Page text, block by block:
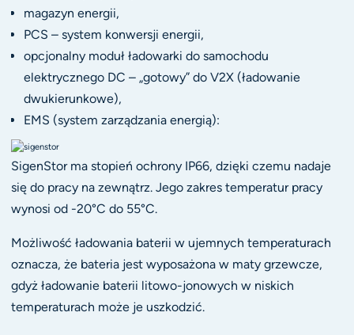
magazyn energii,
PCS – system konwersji energii,
opcjonalny moduł ładowarki do samochodu
elektrycznego DC – „gotowy” do V2X (ładowanie
dwukierunkowe),
EMS (system zarządzania energią):
SigenStor ma stopień ochrony IP66, dzięki czemu nadaje
się do pracy na zewnątrz. Jego zakres temperatur pracy
wynosi od -20°C do 55°C.
Możliwość ładowania baterii w ujemnych temperaturach
oznacza, że bateria jest wyposażona w maty grzewcze,
gdyż ładowanie baterii litowo-jonowych w niskich
temperaturach może je uszkodzić.